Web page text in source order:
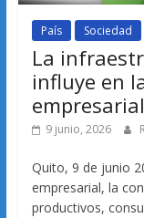
País Sociedad
La
influye en
empresarial
9 junio, 2026
Quito, 9 de junio
empresarial, la
productivos,